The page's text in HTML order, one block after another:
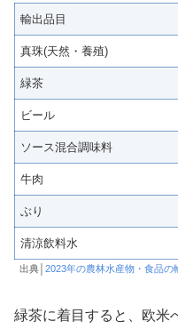
輸出品目
真珠(天然・養殖)
緑茶
ビール
ソース混合調味料
牛肉
ぶり
清涼飲料水
出典│ 2023年の農林水産物・食品の
緑茶に着目すると、欧米